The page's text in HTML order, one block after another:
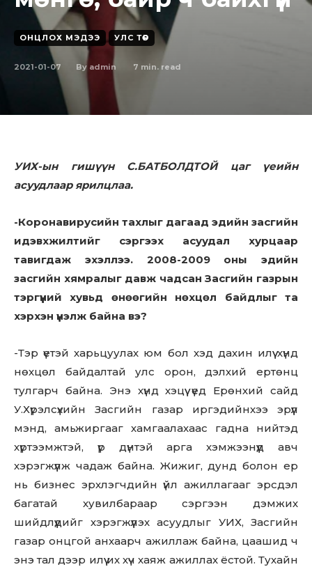
ОНЦЛОХ МЭДЭЭ УЛС ТӨР
2021-01-07 By admin 7 min. read
УИХ-ын гишүүн С.БАТБОЛДТОЙ цаг үеийн
асуудлаар ярилцлаа.
-Коронавирусийн тахлыг дагаад эдийн засгийн
идэвхжилтийг сэргээх асуудал хурцаар
тавигдаж эхэллээ. 2008-2009 оны эдийн
засгийн хямралыг давж чадсан Засгийн газрын
тэргүүний хувьд өнөөгийн нөхцөл байдлыг та
хэрхэн үнэлж байна вэ?
-Тэр үетэй харьцуулах юм бол хэд дахин илүү хүнд
нөхцөл байдалтай улс орон, дэлхий ертөнц
тулгарч байна. Энэ хүнд хэцүү үед Ерөнхий сайд
У.Хүрэлсүхийн Засгийн газар иргэдийнхээ эрүүл
мэнд, амьжиргааг хамгаалахаас гадна нийтэд
хүртээмжтэй, үр дүнтэй арга хэмжээнүүд авч
хэрэгжүүлж чадаж байна. Жижиг, дунд болон ер
нь бизнес эрхлэгчдийн үйл ажиллагааг эрсдэл
багатай хувилбараар сэргээн дэмжих
шийдлүүдийг хэрэгжүүлэх асуудлыг УИХ, Засгийн
газар онцгой анхаарч ажиллаж байна, цаашид ч
энэ тал дээр илүү их хүч хаяж ажиллах ёстой. Тухайн